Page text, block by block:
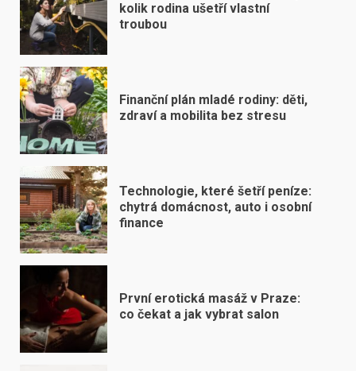
kolik rodina ušetří vlastní
troubou
Finanční plán mladé rodiny: děti,
zdraví a mobilita bez stresu
Technologie, které šetří peníze:
chytrá domácnost, auto i osobní
finance
První erotická masáž v Praze:
co čekat a jak vybrat salon